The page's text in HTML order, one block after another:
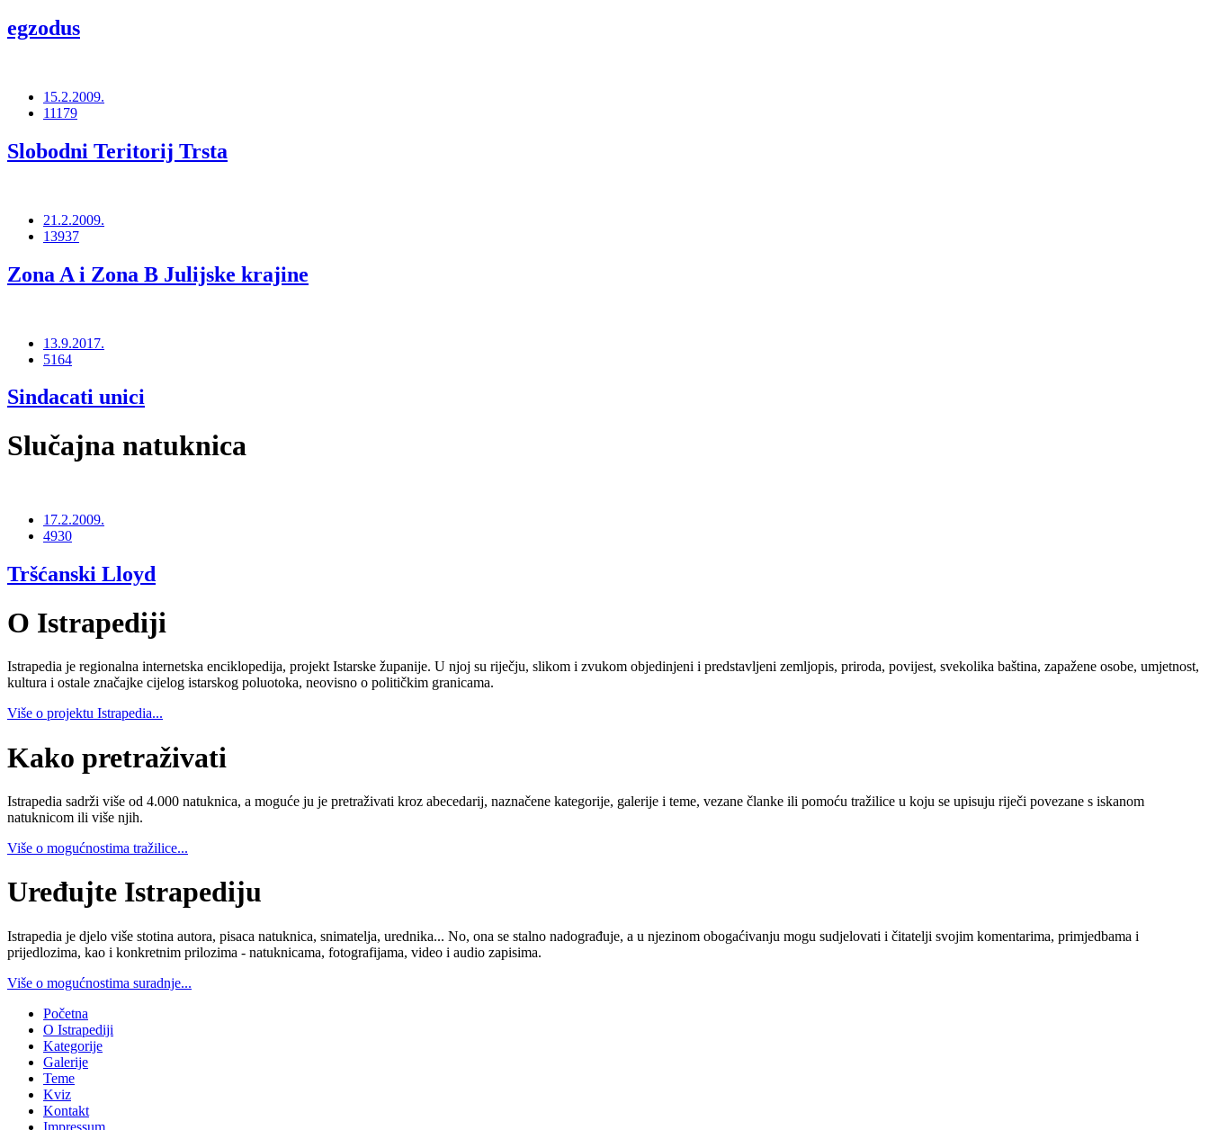
egzodus
15.2.2009.
11179
Slobodni Teritorij Trsta
21.2.2009.
13937
Zona A i Zona B Julijske krajine
13.9.2017.
5164
Sindacati unici
Slučajna natuknica
17.2.2009.
4930
Tršćanski Lloyd
O Istrapediji
Istrapedia je regionalna internetska enciklopedija, projekt Istarske županije. U njoj su riječju, slikom i zvukom objedinjeni i predstavljeni zemljopis, priroda, povijest, svekolika baština, zapažene osobe, umjetnost,
kultura i ostale značajke cijelog istarskog poluotoka, neovisno o političkim granicama.
Više o projektu Istrapedia...
Kako pretraživati
Istrapedia sadrži više od 4.000 natuknica, a moguće ju je pretraživati kroz abecedarij, naznačene kategorije, galerije i teme, vezane članke ili pomoću tražilice u koju se upisuju riječi povezane s iskanom
natuknicom ili više njih.
Više o mogućnostima tražilice...
Uređujte Istrapediju
Istrapedia je djelo više stotina autora, pisaca natuknica, snimatelja, urednika... No, ona se stalno nadograđuje, a u njezinom obogaćivanju mogu sudjelovati i čitatelji svojim komentarima, primjedbama i
prijedlozima, kao i konkretnim prilozima - natuknicama, fotografijama, video i audio zapisima.
Više o mogućnostima suradnje...
Početna
O Istrapediji
Kategorije
Galerije
Teme
Kviz
Kontakt
Impressum